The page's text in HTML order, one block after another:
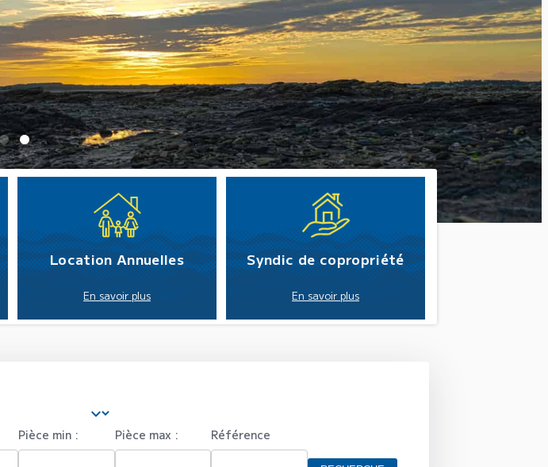
Location Annuelles
En savoir plus
Syndic de copropriété
En savoir plus
Pièce min : Pièce max : Référence